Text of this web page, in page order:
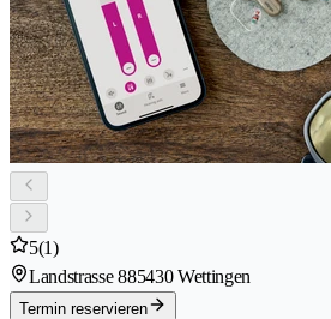
5(1)
Landstrasse 885430 Wettingen
Termin reservieren